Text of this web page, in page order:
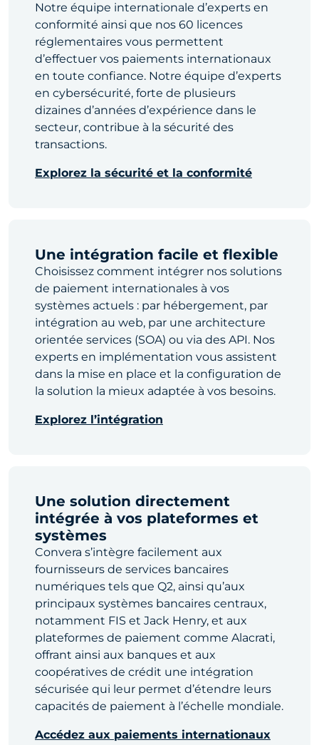
Notre équipe internationale d’experts en
conformité ainsi que nos 60 licences
réglementaires vous permettent
d’effectuer vos paiements internationaux
en toute confiance. Notre équipe d’experts
en cybersécurité, forte de plusieurs
dizaines d’années d’expérience dans le
secteur, contribue à la sécurité des
transactions.
Explorez la sécurité et la conformité
Une intégration facile et flexible
Choisissez comment intégrer nos solutions
de paiement internationales à vos
systèmes actuels : par hébergement, par
intégration au web, par une architecture
orientée services (SOA) ou via des API. Nos
experts en implémentation vous assistent
dans la mise en place et la configuration de
la solution la mieux adaptée à vos besoins.
Explorez l’intégration
Une solution directement
intégrée à vos plateformes et
systèmes
Convera s’intègre facilement aux
fournisseurs de services bancaires
numériques tels que Q2, ainsi qu’aux
principaux systèmes bancaires centraux,
notamment FIS et Jack Henry, et aux
plateformes de paiement comme Alacrati,
offrant ainsi aux banques et aux
coopératives de crédit une intégration
sécurisée qui leur permet d’étendre leurs
capacités de paiement à l’échelle mondiale.
Accédez aux paiements internationaux